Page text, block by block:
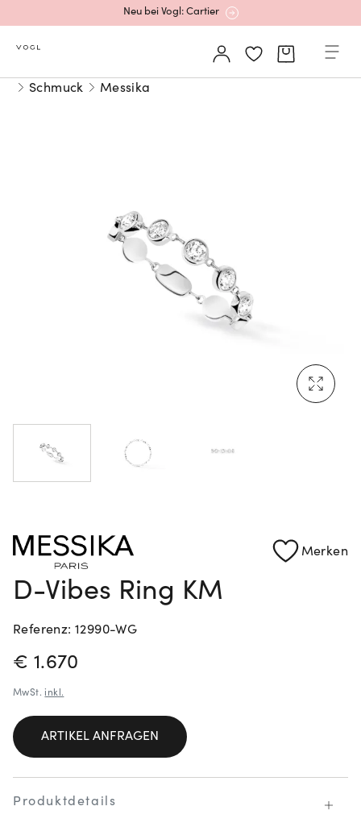
Neu bei Vogl: Cartier
Mehr erfahren: Ikonische Uhren von Cartier
Neu bei Vogl: Uhren von Grand Seiko
Rolex Certified Pre-Owned entdecken
Schmuck Messika
Merken
D-Vibes Ring KM
Referenz: 12990-WG
PREISINFORMATIONEN
€ 1.670
MwSt. inkl.
ARTIKEL ANFRAGEN
Produktdetails